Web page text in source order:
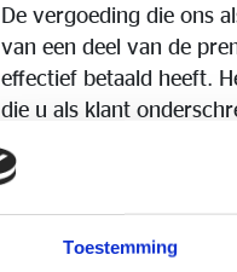
Toestemming
De vergoeding die ons
van een deel van de
effectief betaald heeft.
die u als klant
Bij annulatie/schorsing